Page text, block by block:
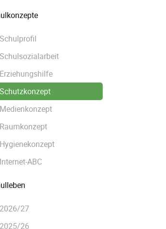
Schulprofil
Schulsozialarbeit
Erziehungshilfe
Schutzkonzept
Medienkonzept
Raumkonzept
Hygienekonzept
Internet-ABC
2026/27
2025/26